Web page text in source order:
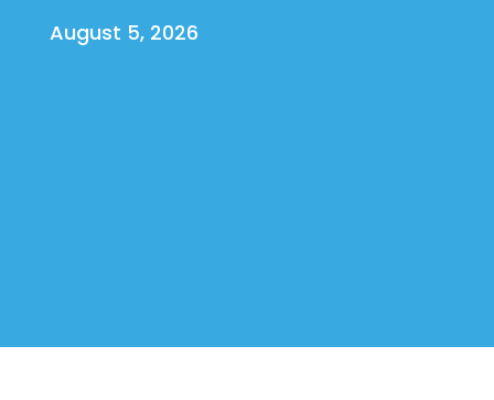
August 5, 2026